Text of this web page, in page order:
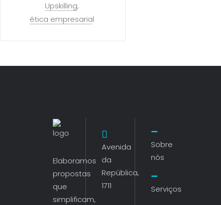
Upskilling
ética empresarial
Elaboramos
propostas
que
simplificam,
Avenida
da
República,
1711
Sobre
nós
Serviços